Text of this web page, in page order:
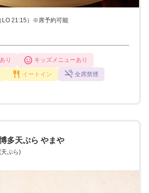
LO 21:15）※席予約可能
り キッズメニューあり
イートイン 全席禁煙
多天ぷら やまや
天ぷら)